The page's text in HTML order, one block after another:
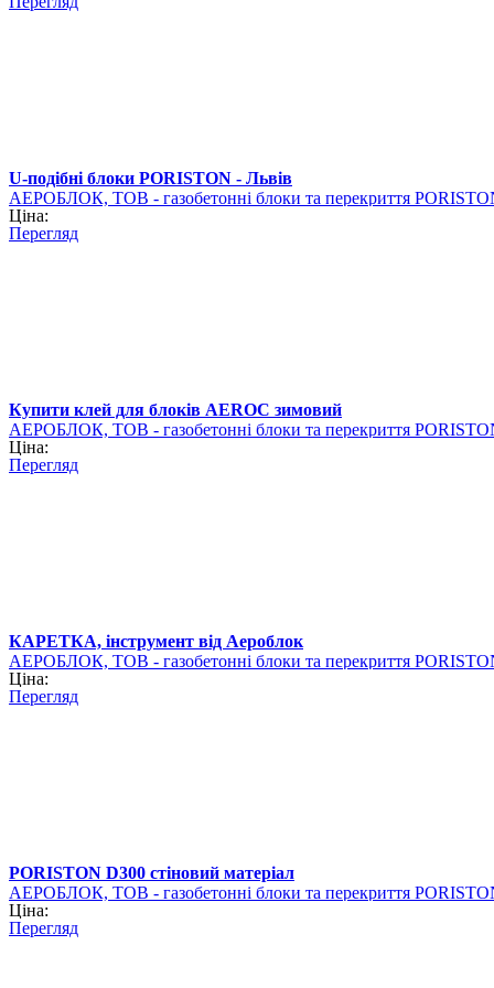
U-подібні блоки PORISTON - Львів
АЕРОБЛОК, ТОВ - газобетонні блоки та перекриття
Ціна:
Перегляд
Купити клей для блоків AEROC зимовий
АЕРОБЛОК, ТОВ - газобетонні блоки та перекриття
Ціна:
Перегляд
КАРЕТКА, інструмент від Аероблок
АЕРОБЛОК, ТОВ - газобетонні блоки та перекриття
Ціна:
Перегляд
PORISTON D300 стіновий матеріал
АЕРОБЛОК, ТОВ - газобетонні блоки та перекриття
Ціна:
Перегляд